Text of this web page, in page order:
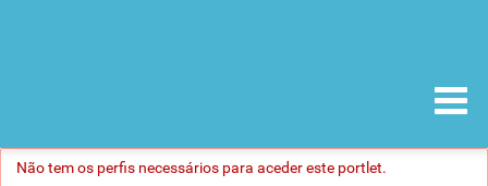
Não tem os perfis necessários para aceder este portlet.